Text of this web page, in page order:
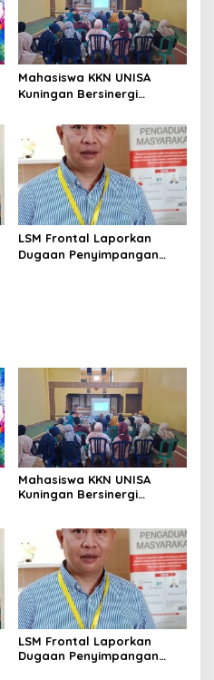
Mahasiswa KKN UNISA
Kuningan Bersinergi
Puskesmas, Fokus Edukasi
ASI, Cegah Stunting hingga
Perawatan Lansia
LSM Frontal Laporkan
Dugaan Penyimpangan
Mahasiswa KKN UNISA
Kuningan Bersinergi
ASI, Cegah Stunting hingga
Perawatan Lansia
LSM Frontal Laporkan
Dugaan Penyimpangan